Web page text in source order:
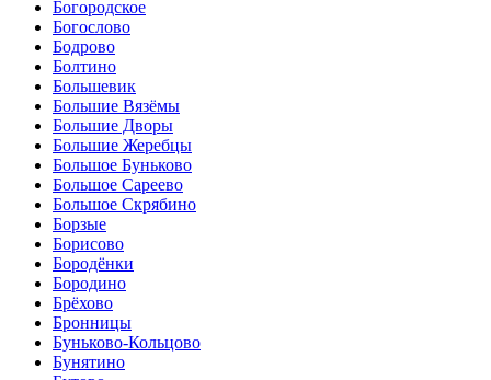
Богородское
Богослово
Бодрово
Болтино
Большевик
Большие Вязёмы
Большие Дворы
Большие Жеребцы
Большое Буньково
Большое Сареево
Большое Скрябино
Борзые
Борисово
Бородёнки
Бородино
Брёхово
Бронницы
Буньково-Кольцово
Бунятино